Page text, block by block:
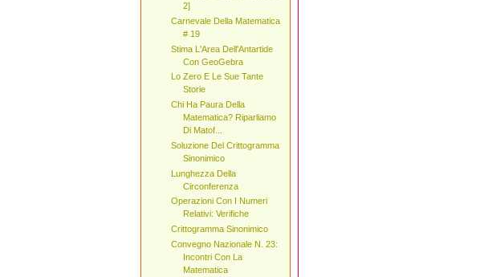
2]
Carnevale Della Matematica
# 19
Stima L'Area Dell'Antartide
Con GeoGebra
Lo Zero E Le Sue Tante
Storie
Chi Ha Paura Della
Matematica? Riparliamo
Di Matof...
Soluzione Del Crittogramma
Sinonimico
Lunghezza Della
Circonferenza
Operazioni Con I Numeri
Relativi: Verifiche
Crittogramma Sinonimico
Convegno Nazionale N. 23:
Incontri Con La
Matematica